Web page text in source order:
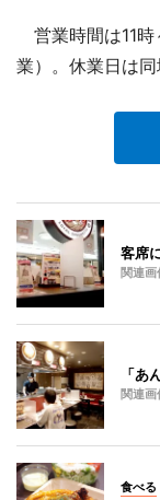
営業時間は11時
業）。休業日は同
客席
関連画
「あ
関連画
食べる